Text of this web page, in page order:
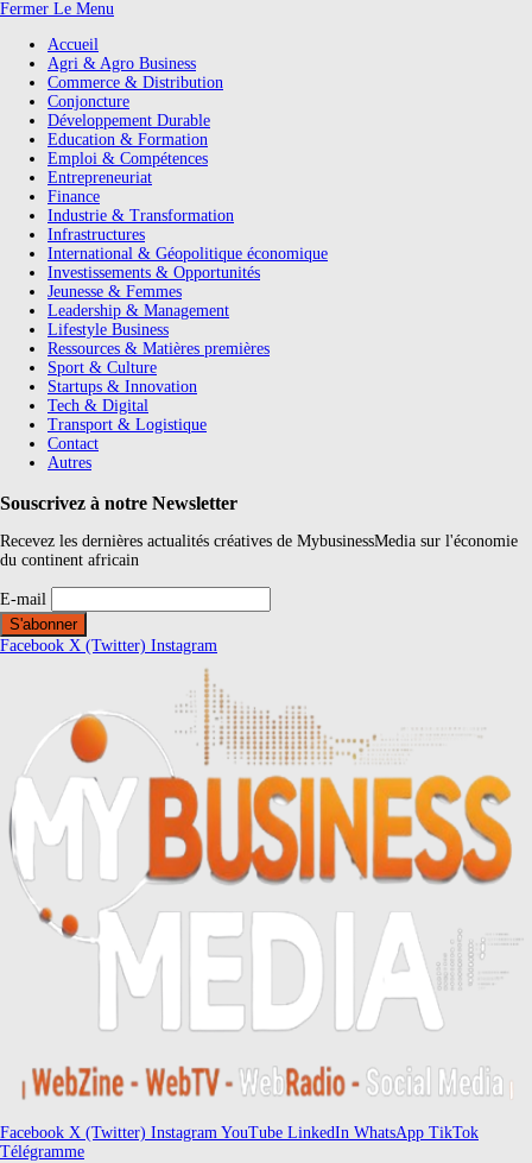
Fermer Le Menu
Accueil
Agri & Agro Business
Commerce & Distribution
Conjoncture
Développement Durable
Education & Formation
Emploi & Compétences
Entrepreneuriat
Finance
Industrie & Transformation
Infrastructures
International & Géopolitique économique
Investissements & Opportunités
Jeunesse & Femmes
Leadership & Management
Lifestyle Business
Ressources & Matières premières
Sport & Culture
Startups & Innovation
Tech & Digital
Transport & Logistique
Contact
Autres
Souscrivez à notre Newsletter
Recevez les dernières actualités créatives de MybusinessMedia sur l'économie
du continent africain
E-mail
Facebook X (Twitter) Instagram
Facebook X (Twitter) Instagram YouTube LinkedIn WhatsApp TikTok
Télégramme